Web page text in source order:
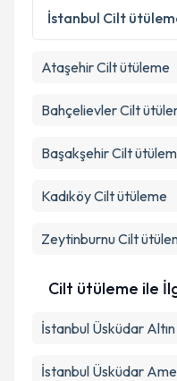
Metni'ni
kapsamda
İstanbul Cilt
AtaşehirCilt ütüleme
BahçelievlerCilt
BaşakşehirCilt
KadıköyCilt ütüleme
ZeytinburnuCilt
Cilt ütüleme ile
İstanbul Üsküdar
İstanbul Üsküdar